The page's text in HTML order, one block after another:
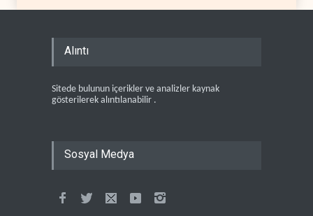
Alıntı
Sitede bulunun içerikler ve analizler kaynak
gösterilerek alıntılanabilir .
Sosyal Medya